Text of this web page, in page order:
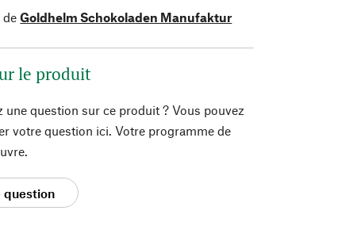
de Goldhelm Schokoladen Manufaktur
le produit
une question sur ce produit ? Vous pouvez
votre question ici. Votre programme de
question